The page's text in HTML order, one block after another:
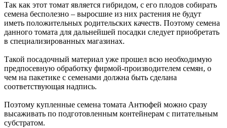
Так как этот томат является гибридом, с его плодов собирать
семена бесполезно – выросшие из них растения не будут
иметь положительных родительских качеств. Поэтому семена
данного томата для дальнейшей посадки следует приобретать
в специализированных магазинах.
Такой посадочный материал уже прошел всю необходимую
предпосевную обработку фирмой-производителем семян, о
чем на пакетике с семенами должна быть сделана
соответствующая надпись.
Поэтому купленные семена томата Антюфей можно сразу
высаживать по подготовленным контейнерам с питательным
субстратом.